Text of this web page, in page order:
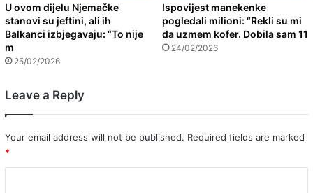
U ovom dijelu Njemačke
stanovi su jeftini, ali ih
Balkanci izbjegavaju: “To nije
m
25/02/2026
Ispovijest manekenke
pogledali milioni: “Rekli su mi
da uzmem kofer. Dobila sam 11
24/02/2026
Leave a Reply
Your email address will not be published. Required fields are marked
*